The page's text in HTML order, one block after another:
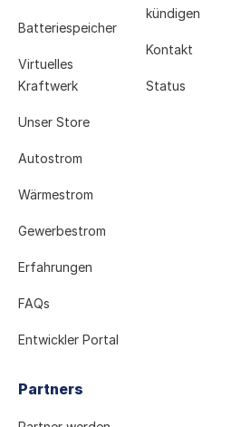
Batteriespeicher
Virtuelles
Kraftwerk
Unser Store
Autostrom
Wärmestrom
Gewerbestrom
Erfahrungen
FAQs
Entwickler Portal
kündigen
Kontakt
Status
Partners